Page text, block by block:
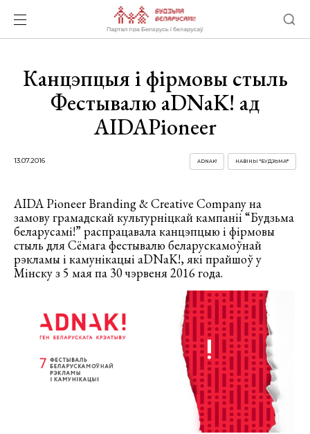
Канцэпцыя і фірмовы стыль
Фестывалю aDNaK! ад
AIDAPioneer
13.07.2016 НАВІНЫ "БУДЗЬМА!"
ADNAK!
AIDA Pioneer Branding & Creative Company на
замову грамадскай культурніцкай кампаніі “Будзьма
беларусамі!” распрацавала канцэпцыю і фірмовы
стыль для Сёмага фестывалю беларускамоўнай
рэкламы і камунікацыі aDNaK!, які прайшоў у
Мінску з 5 мая па 30 чэрвеня 2016 года.